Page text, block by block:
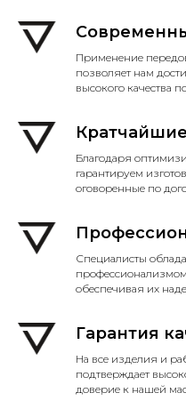
Применение
позволяет нам
высокого качества
Благодаря
гарантируем
оговоренные по
Специалисты
обеспечивая их
Гарантия
На все изделия и
подтверждает
доверие к нашей